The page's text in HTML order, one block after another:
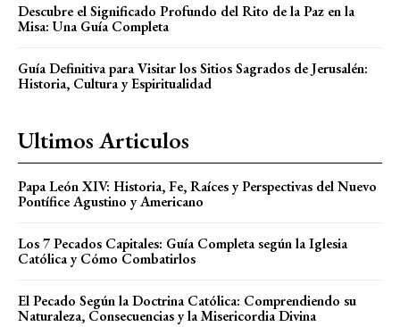
Descubre el Significado Profundo del Rito de la Paz en la
Misa: Una Guía Completa
Guía Definitiva para Visitar los Sitios Sagrados de Jerusalén:
Historia, Cultura y Espiritualidad
Ultimos Articulos
Papa León XIV: Historia, Fe, Raíces y Perspectivas del Nuevo
Pontífice Agustino y Americano
Los 7 Pecados Capitales: Guía Completa según la Iglesia
Católica y Cómo Combatirlos
El Pecado Según la Doctrina Católica: Comprendiendo su
Naturaleza, Consecuencias y la Misericordia Divina